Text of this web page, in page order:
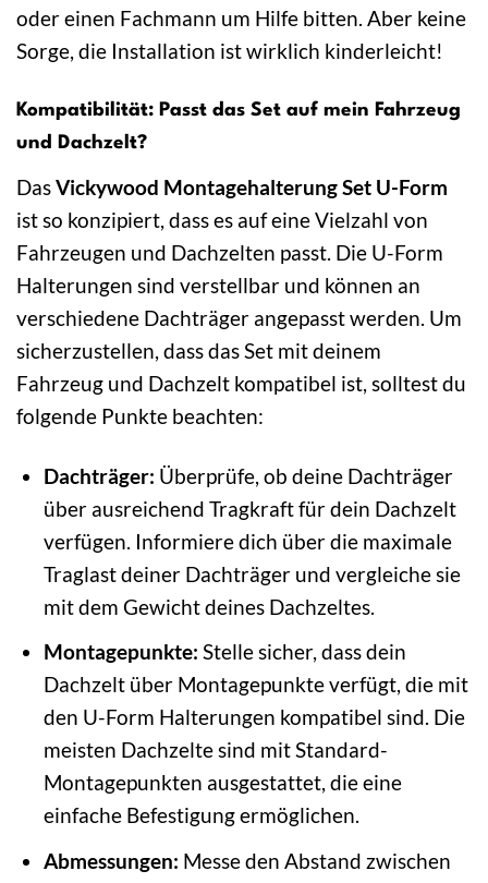
oder einen Fachmann um Hilfe bitten. Aber keine
Sorge, die Installation ist wirklich kinderleicht!
Kompatibilität: Passt das Set auf mein Fahrzeug
und Dachzelt?
DasVickywood Montagehalterung Set U-Form
ist so konzipiert, dass es auf eine Vielzahl von
Fahrzeugen und Dachzelten passt. Die U-Form
Halterungen sind verstellbar und können an
verschiedene Dachträger angepasst werden. Um
sicherzustellen, dass das Set mit deinem
Fahrzeug und Dachzelt kompatibel ist, solltest du
folgende Punkte beachten:
Dachträger: Überprüfe, ob deine Dachträger
über ausreichend Tragkraft für dein Dachzelt
verfügen. Informiere dich über die maximale
Traglast deiner Dachträger und vergleiche sie
mit dem Gewicht deines Dachzeltes.
Montagepunkte: Stelle sicher, dass dein
Dachzelt über Montagepunkte verfügt, die mit
den U-Form Halterungen kompatibel sind. Die
meisten Dachzelte sind mit Standard-
Montagepunkten ausgestattet, die eine
einfache Befestigung ermöglichen.
Abmessungen: Messe den Abstand zwischen